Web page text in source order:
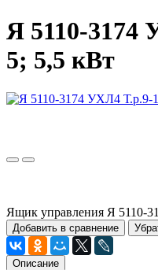
Я 5110-3174
5; 5,5 кВт
Ящик управления Я 5110-
Добавить в сравнение
Описание